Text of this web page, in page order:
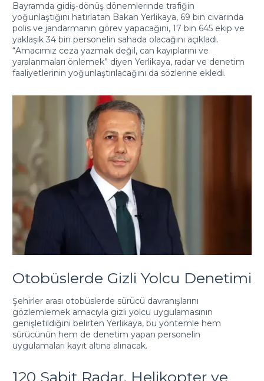
Bayramda gidiş-dönüş dönemlerinde trafiğin
yoğunlaştığını hatırlatan Bakan Yerlikaya, 69 bin civarında
polis ve jandarmanın görev yapacağını, 17 bin 645 ekip ve
yaklaşık 34 bin personelin sahada olacağını açıkladı.
“Amacımız ceza yazmak değil, can kayıplarını ve
yaralanmaları önlemek” diyen Yerlikaya, radar ve denetim
faaliyetlerinin yoğunlaştırılacağını da sözlerine ekledi.
Otobüslerde Gizli Yolcu Denetimi
Şehirler arası otobüslerde sürücü davranışlarını
gözlemlemek amacıyla gizli yolcu uygulamasının
genişletildiğini belirten Yerlikaya, bu yöntemle hem
sürücünün hem de denetim yapan personelin
uygulamaları kayıt altına alınacak.
120 Sabit Radar, Helikopter ve